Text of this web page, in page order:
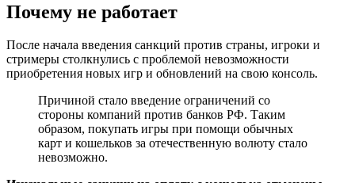
Почему не работает
После начала введения санкций против страны, игроки и
стримеры столкнулись с проблемой невозможности
приобретения новых игр и обновлений на свою консоль.
Причиной стало введение ограничений со
стороны компаний против банков РФ. Таким
образом, покупать игры при помощи обычных
карт и кошельков за отечественную волюту стало
невозможно.